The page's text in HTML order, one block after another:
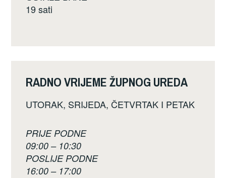
19 sati
RADNO VRIJEME ŽUPNOG UREDA
UTORAK, SRIJEDA, ČETVRTAK I PETAK
PRIJE PODNE
09:00 – 10:30
POSLIJE PODNE
16:00 – 17:00